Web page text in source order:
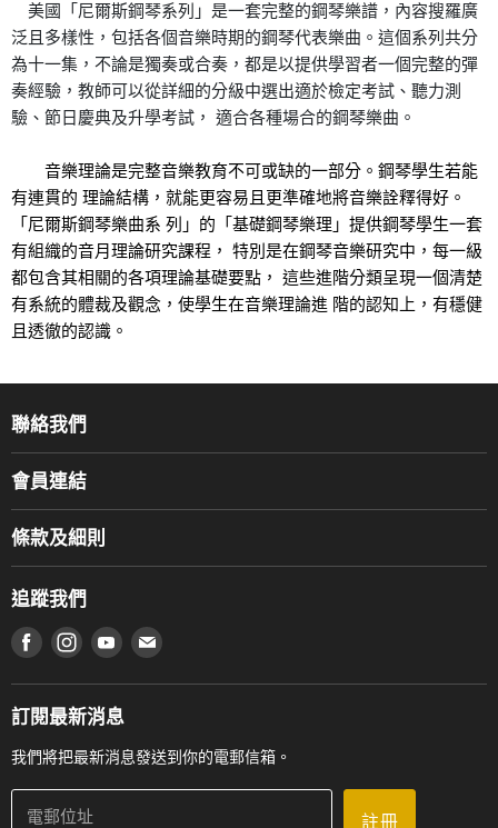
美國「尼爾斯鋼琴系列」是一套完整的鋼琴樂譜，內容搜羅廣
泛且多樣性，包括各個音樂時期的鋼琴代表樂曲。這個系列共分
為十一集，不論是獨奏或合奏，都是以提供學習者一個完整的彈
奏經驗，教師可以從詳細的分級中選出適於檢定考試、聽力測
驗、節日慶典及升學考試， 適合各種場合的鋼琴樂曲。
音樂理論是完整音樂教育不可或缺的一部分。鋼琴學生若能
有連貫的 理論結構，就能更容易且更準確地將音樂詮釋得好。
「尼爾斯鋼琴樂曲系 列」的「基礎鋼琴樂理」提供鋼琴學生一套
有組織的音月理論研究課程， 特別是在鋼琴音樂研究中，每一級
都包含其相關的各項理論基礎要點， 這些進階分類呈現一個清楚
有系統的體裁及觀念，使學生在音樂理論進 階的認知上，有穩健
且透徹的認識。
聯絡我們
服務部
通利工程
登記保養
產品序號查詢
聯絡我們
會員連結
香港管弦樂導師協會
條款及細則
使用條款及細則
私隱條款
門市購買產品及服務
追蹤我們
在 Facebook 上找到我們
在 Instagram 上找到我們
在 Youtube 上找到我們
在 電子郵件 上找到我們
訂閱最新消息
我們將把最新消息發送到你的電郵信箱。
電郵位址 註冊